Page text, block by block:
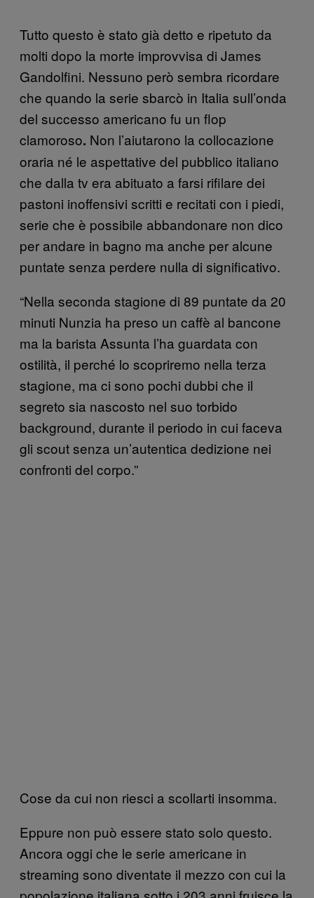
Tutto questo è stato già detto e ripetuto da
molti dopo la morte improvvisa di James
Gandolfini. Nessuno però sembra ricordare
che quando la serie sbarcò in Italia sull’onda
del successo americano fu un flop
clamoroso. Non l’aiutarono la collocazione
oraria né le aspettative del pubblico italiano
che dalla tv era abituato a farsi rifilare dei
pastoni inoffensivi scritti e recitati con i piedi,
serie che è possibile abbandonare non dico
per andare in bagno ma anche per alcune
puntate senza perdere nulla di significativo.
“Nella seconda stagione di 89 puntate da 20
minuti Nunzia ha preso un caffè al bancone
ma la barista Assunta l’ha guardata con
ostilità, il perché lo scopriremo nella terza
stagione, ma ci sono pochi dubbi che il
segreto sia nascosto nel suo torbido
background, durante il periodo in cui faceva
gli scout senza un’autentica dedizione nei
confronti del corpo.”
Cose da cui non riesci a scollarti insomma.
Eppure non può essere stato solo questo.
Ancora oggi che le serie americane in
streaming sono diventate il mezzo con cui la